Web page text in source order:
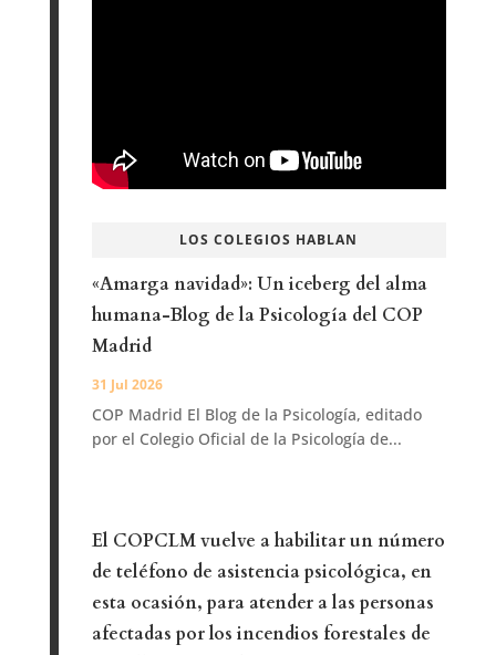
LOS COLEGIOS HABLAN
«Amarga navidad»: Un iceberg del alma
humana-Blog de la Psicología del COP
Madrid
31 Jul 2026
COP Madrid El Blog de la Psicología, editado
por el Colegio Oficial de la Psicología de...
El COPCLM vuelve a habilitar un número
de teléfono de asistencia psicológica, en
esta ocasión, para atender a las personas
afectadas por los incendios forestales de